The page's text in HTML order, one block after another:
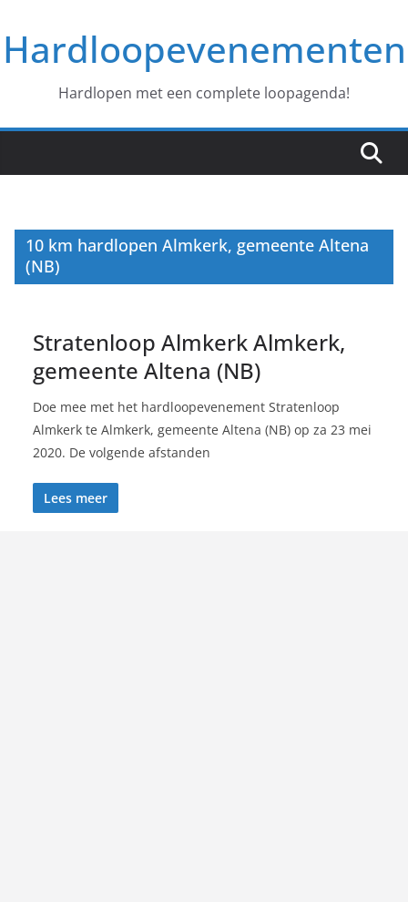
naar
deHardloopevenementen
Hardlopen met een complete loopagenda!
10 km hardlopen Almkerk, gemeente Altena
(NB)
Stratenloop Almkerk Almkerk,
gemeente Altena (NB)
Doe mee met het hardloopevenement Stratenloop
Almkerk te Almkerk, gemeente Altena (NB) op za 23 mei
2020. De volgende afstanden
Lees meer